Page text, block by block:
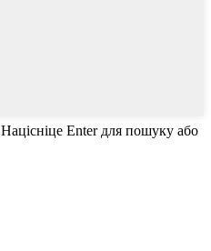
Націсніце Enter для пошуку або